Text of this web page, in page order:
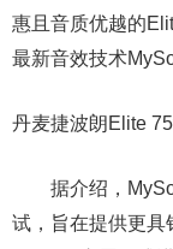
惠且音质优越的
最新音效技术
丹麦捷波朗Elite
据介绍，
试，旨在提供更具